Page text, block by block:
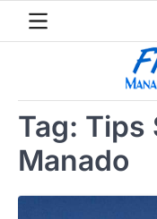
Tag: Tips
Manado